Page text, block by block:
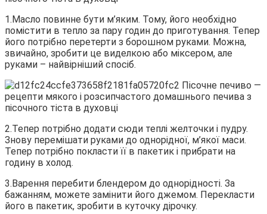
1.Масло повинне бути м’яким. Тому, його необхідно
помістити в тепло за пару годин до приготування. Тепер
його потрібно перетерти з борошном руками. Можна,
звичайно, зробити це виделкою або міксером, але
руками – найвірніший спосіб.
2.Тепер потрібно додати сюди теплі желточки і пудру.
Знову перемішати руками до однорідної, м’якої маси.
Тепер потрібно покласти її в пакетик і прибрати на
годину в холод.
3.Варення перебити блендером до однорідності. За
бажанням, можете замінити його джемом. Перекласти
його в пакетик, зробити в куточку дірочку.